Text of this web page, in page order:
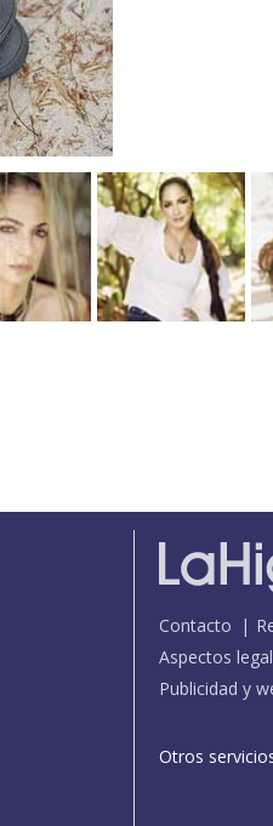
Contacto
Aspectos
Publicidad y
Otros